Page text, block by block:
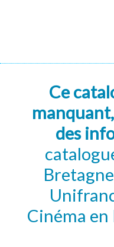
Ce
des
Cinéma en